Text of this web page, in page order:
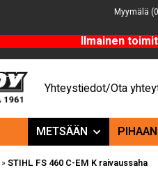
Myymälä
Ilmainen
Yhteystiedot/Ota
METSÄÄN
»STIHL FS 460 C-EM K raivaussaha